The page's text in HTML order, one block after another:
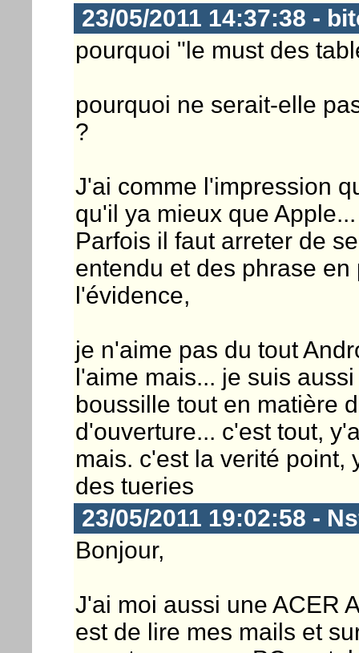
23/05/2011 14:37:38 -
pourquoi "le must des
pourquoi ne serait-elle
?
J'ai comme l'impression
qu'il ya mieux que Apple...
Parfois il faut arreter de
entendu et des phrase
l'évidence,
je n'aime pas du tout
l'aime mais... je suis
boussille tout en matière
d'ouverture... c'est tout,
mais. c'est la verité point,
des tueries
23/05/2011 19:02:58 -
Bonjour,
J'ai moi aussi une ACER
est de lire mes mails et